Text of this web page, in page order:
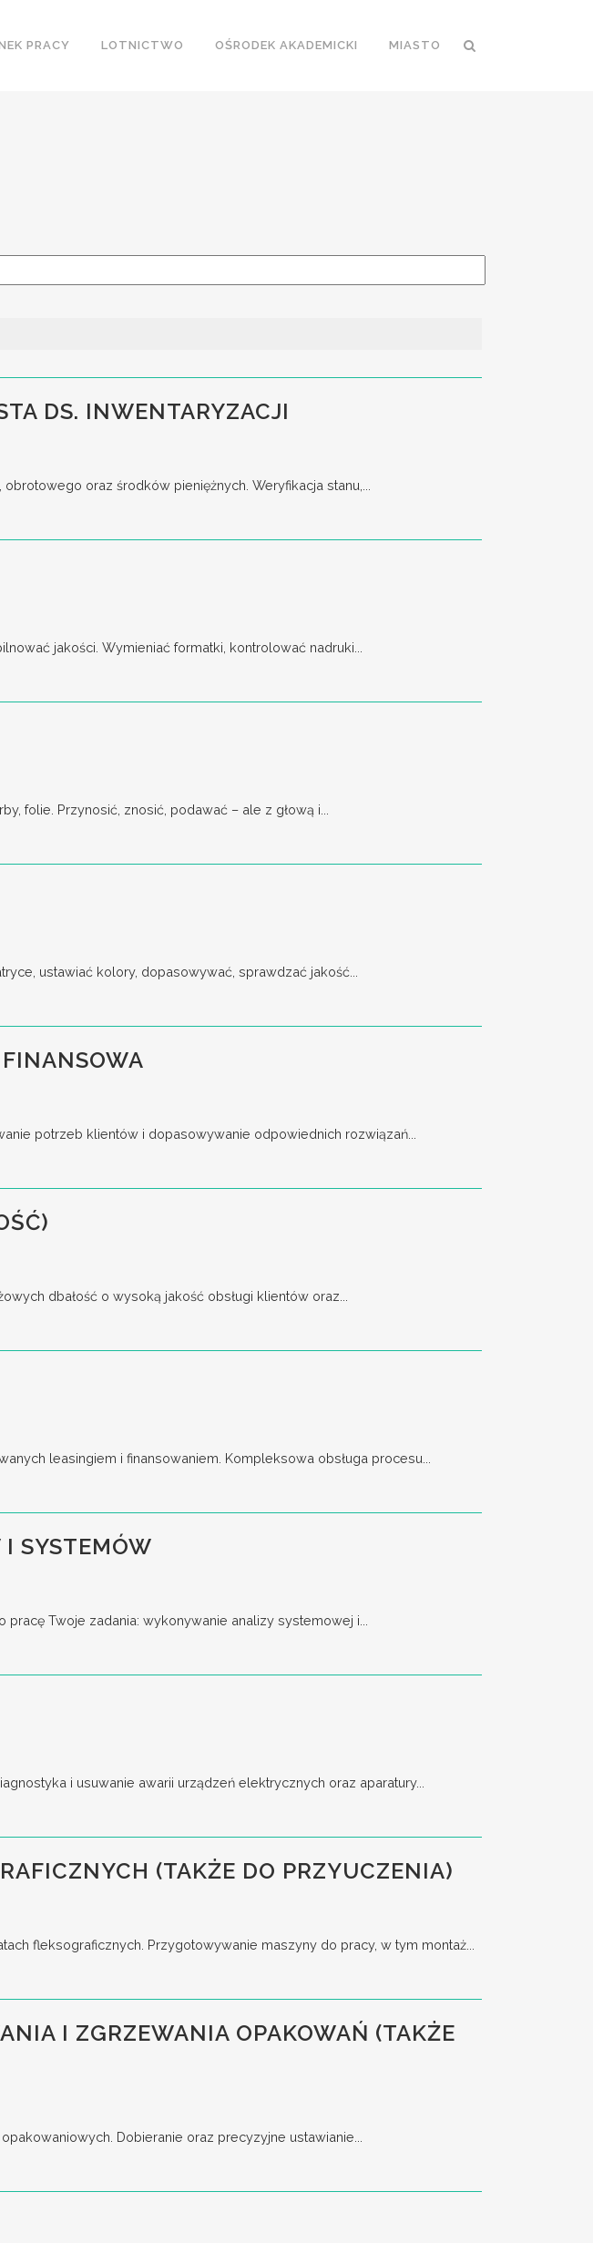
PRACY LOTNICTWO OŚRODEK AKADEMICKI MIASTO
DS. INWENTARYZACJI
oraz środków pieniężnych. Weryfikacja stanu,...
jakości. Wymieniać formatki, kontrolować nadruki...
folie. Przynosić, znosić, podawać – ale z głową i...
ustawiać kolory, dopasowywać, sprawdzać jakość...
potrzeb klientów i dopasowywanie odpowiednich rozwiązań...
dbałość o wysoką jakość obsługi klientów oraz...
leasingiem i finansowaniem. Kompleksowa obsługa procesu...
SYSTEMÓW
Twoje zadania: wykonywanie analizy systemowej i...
i usuwanie awarii urządzeń elektrycznych oraz aparatury...
(TAKŻE DO PRZYUCZENIA)
fleksograficznych. Przygotowywanie maszyny do pracy, w tym montaż...
I ZGRZEWANIA OPAKOWAŃ (TAKŻE
Dobieranie oraz precyzyjne ustawianie...